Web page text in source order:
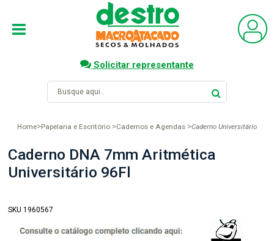
Solicitar representante
Home Papelaria e Escritório Cadernos e Agendas Caderno Universitário
Caderno DNA 7mm Aritmética
Universitário 96Fl
SKU 1960567